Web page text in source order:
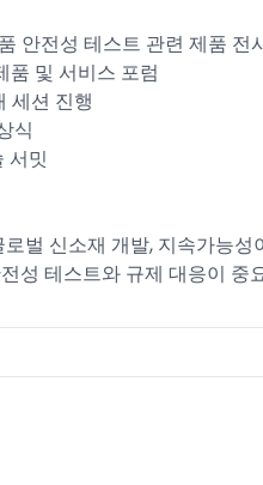
안전성 테스트 관련 제품 전
및 서비스 포럼
세션 진행
식
서밋
벌 신소재 개발, 지속가능
성 테스트와 규제 대응이 중